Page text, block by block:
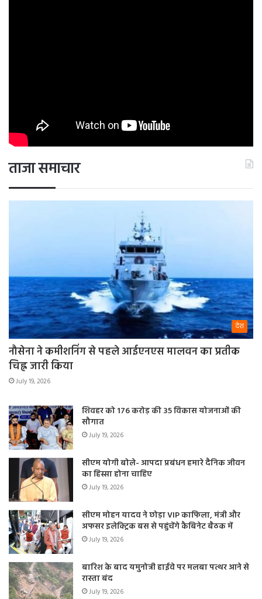
ताजा समाचार
देश
नौसेना ने कमीशनिंग से पहले आईएनएस मालवन का प्रतीक
चिह्न जारी किया
July 19, 2026
शिवहर को 176 करोड़ की 35 विकास योजनाओं की
सौगात
July 19, 2026
सीएम योगी बोले- आपदा प्रबंधन हमारे दैनिक जीवन
का हिस्सा होना चाहिए
July 19, 2026
सीएम मोहन यादव ने छोड़ा VIP काफिला, मंत्री और
अफसर इलेक्ट्रिक बस से पहुंचेंगे कैबिनेट बैठक में
July 19, 2026
बारिश के बाद यमुनोत्री हाईवे पर मलबा पत्थर आने से
रास्ता बंद
July 19, 2026